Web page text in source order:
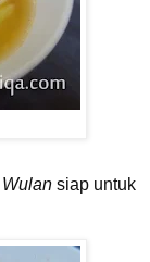
siap untuk